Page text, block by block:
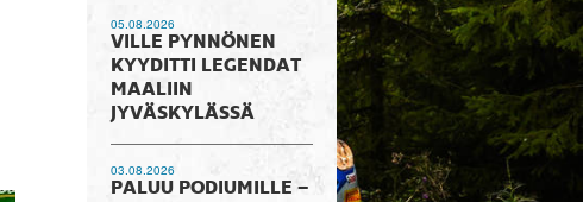
05.08.2026
VILLE PYNNÖNEN
KYYDITTI LEGENDAT
MAALIIN
JYVÄSKYLÄSSÄ
03.08.2026
PALUU PODIUMILLE –